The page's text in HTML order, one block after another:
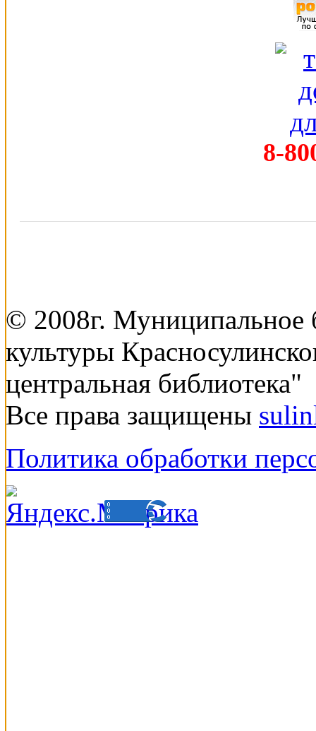
8-
© 2008г. Муниципальное
культуры
центральная библиотека"
Все права защищены
Политика обработки